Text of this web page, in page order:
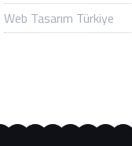
Web Tasarım Türkiye